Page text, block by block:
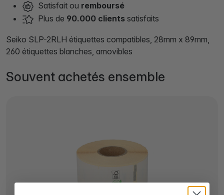
Satisfait ou remboursé
Plus de 90.000 clients satisfaits
Seiko SLP-2RLH étiquettes compatibles, 28mm x 89mm,
260 étiquettes blanches, amovibles
Souvent achetés ensemble